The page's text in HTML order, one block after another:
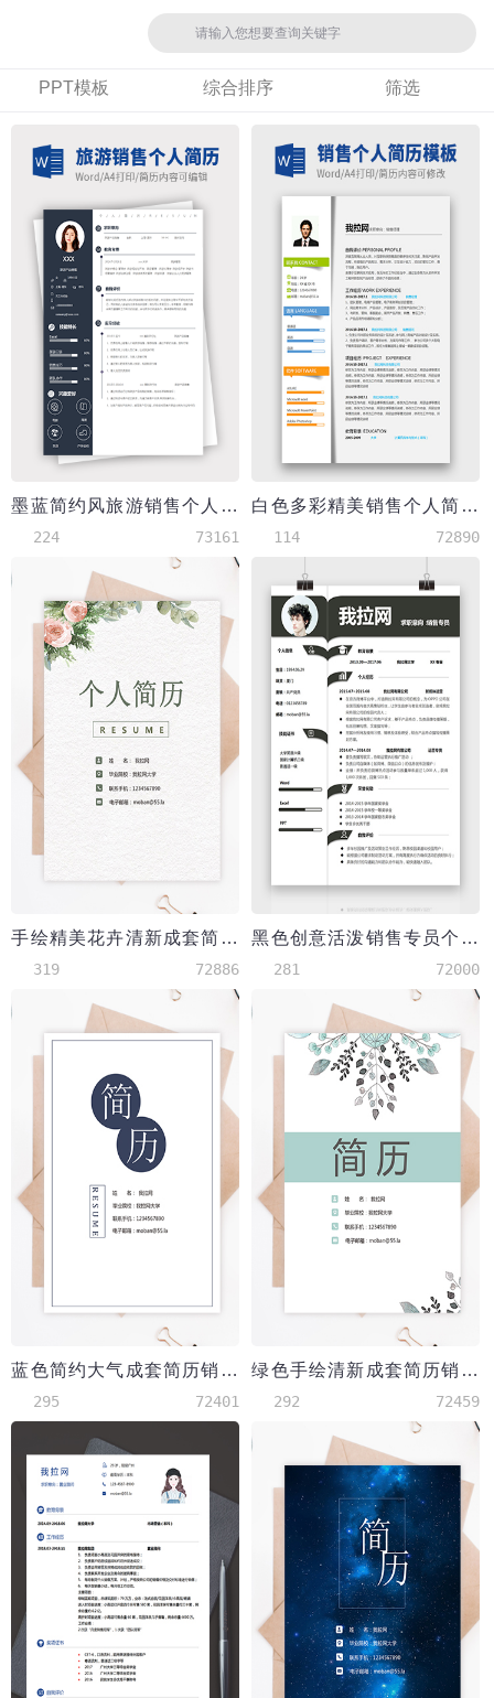
PPT模板 综合排序 筛选
墨蓝简约风旅游销售个人简历模板
224 73161
白色多彩精美销售个人简历模板
114 72890
手绘精美花卉清新成套简历销售主管个人简历模板
319 72886
黑色创意活泼销售专员个人简历模板
281 72000
蓝色简约大气成套简历销售主管个人简历模板
295 72401
绿色手绘清新成套简历销售主管个人简历模板
292 72459